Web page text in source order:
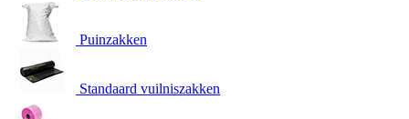
Puinzakken
Standaard vuilniszakken